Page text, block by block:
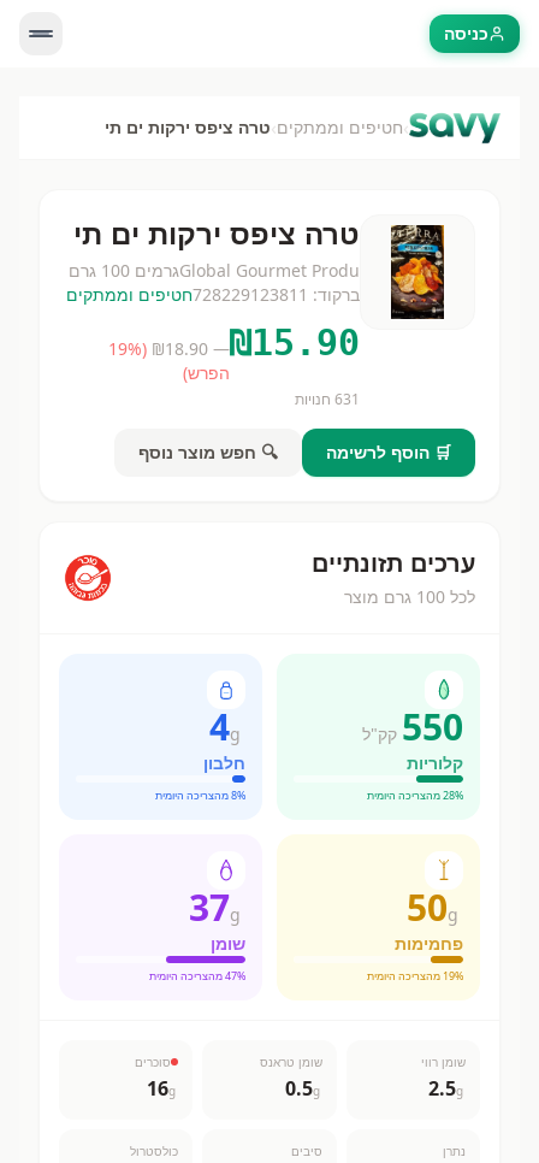
כניסה
›חטיפים וממתקים›טרה ציפס ירקות ים תי
טרה ציפס ירקות ים תי
Global Gourmet Produגרמים 100 גרם
ברקוד: 728229123811חטיפים וממתקים
₪15.90
— ₪
18.90
(
19%
הפרש)
631 חנויות
🛒 הוסף לרשימה 🔍 חפש מוצר נוסף
ערכים תזונתיים
לכל 100 גרם מוצר
550 קק"ל
קלוריות
28% מהצריכה היומית
4g
חלבון
8% מהצריכה היומית
50g
פחמימות
19% מהצריכה היומית
37g
שומן
47% מהצריכה היומית
שומן רווי
2.5g
שומן טראנס
0.5g
סוכרים
16g
נתרן סיבים כולסטרול